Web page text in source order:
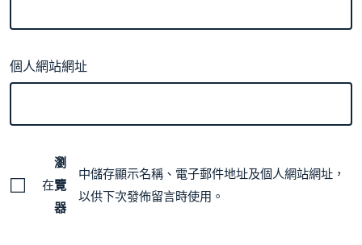
個人網站網址
在
瀏
覽
器
中儲存顯示名稱、電子郵件地址及個人網站網址，
以供下次發佈留言時使用。